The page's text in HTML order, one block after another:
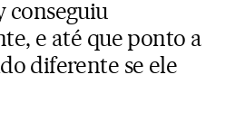
conseguiu
e até que ponto a
diferente se ele